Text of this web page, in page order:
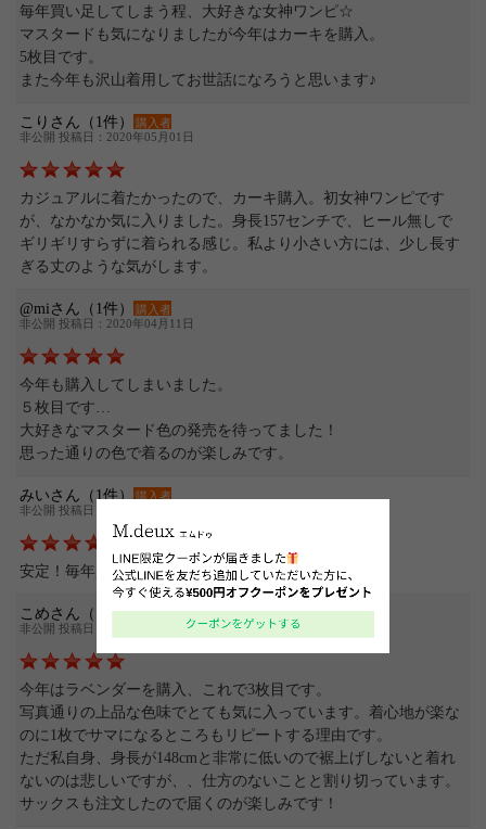
毎年買い足してしまう程、大好きな女神ワンピ☆
マスタードも気になりましたが今年はカーキを購入。
5枚目です。
また今年も沢山着用してお世話になろうと思います♪
こりさん（1件）
購入者
非公開 投稿日：2020年05月01日
カジュアルに着たかったので、カーキ購入。初女神ワンピです
が、なかなか気に入りました。身長157センチで、ヒール無しで
ギリギリすらずに着られる感じ。私より小さい方には、少し長す
ぎる丈のような気がします。
@miさん（1件）
購入者
非公開 投稿日：2020年04月11日
今年も購入してしまいました。
５枚目です…
大好きなマスタード色の発売を待ってました！
思った通りの色で着るのが楽しみです。
みいさん（1件） 購入者
非公開 投稿日：2019年08月10日
安定！毎年買い足してしまうほどのファンです！
こめさん（1件）購入者
非公開 投稿日：2018年05月03日
今年はラベンダーを購入、これで3枚目です。
写真通りの上品な色味でとても気に入っています。着心地が楽な
のに1枚でサマになるところもリピートする理由です。
ただ私自身、身長が148cmと非常に低いので裾上げしないと着れ
ないのは悲しいですが、、仕方のないことと割り切っています。
サックスも注文したので届くのが楽しみです！